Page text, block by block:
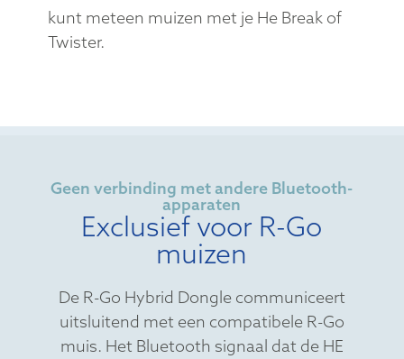
kunt meteen muizen met je He Break of
Twister.
Geen verbinding met andere Bluetooth-
apparaten
Exclusief voor R-Go
muizen
De R-Go Hybrid Dongle communiceert
uitsluitend met een compatibele R-Go
muis. Het Bluetooth signaal dat de HE